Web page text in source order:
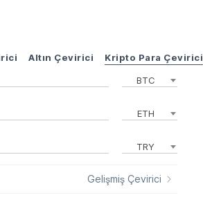
Altın Çevirici Kripto Para Çevirici
BTC
ETH
TRY
Gelişmiş Çevirici